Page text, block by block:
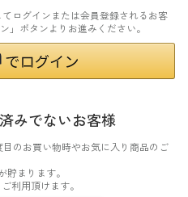
ログインまたは会員登録されるお客
」ボタンよりお進みください。
みでないお客様
のお買い物時やお気に入り商品のご
貯まります。
利用頂けます。